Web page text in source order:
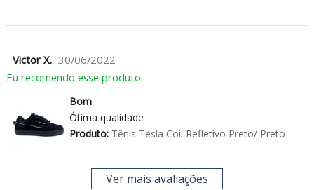
Victor X. 30/06/2022
Eu recomendo esse produto.
Bom
Ótima qualidade
Produto:Tênis Tesla Coil Refletivo Preto/ Preto
Ver mais avaliações